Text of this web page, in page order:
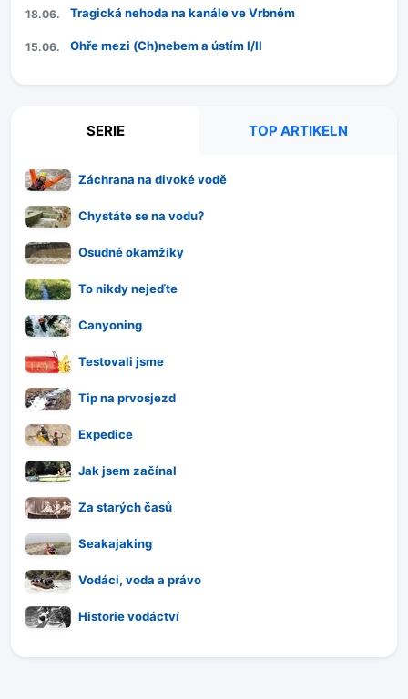
18.06. Tragická nehoda na kanále ve Vrbném
15.06. Ohře mezi (Ch)nebem a ústím I/II
SERIE TOP ARTIKELN
Záchrana na divoké vodě
Chystáte se na vodu?
Osudné okamžiky
To nikdy nejeďte
Canyoning
Testovali jsme
Tip na prvosjezd
Expedice
Jak jsem začínal
Za starých časů
Seakajaking
Vodáci, voda a právo
Historie vodáctví